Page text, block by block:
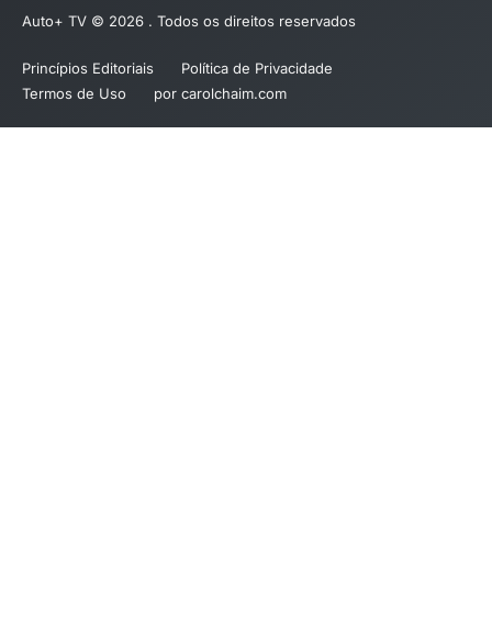
Auto+ TV © 2026 . Todos os direitos reservados
Princípios Editoriais
Política de Privacidade
Termos de Uso
por carolchaim.com